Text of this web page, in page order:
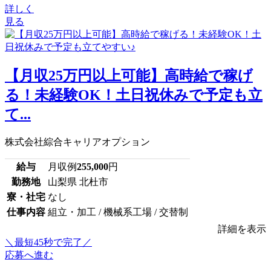
詳しく
見る
【月収25万円以上可能】高時給で稼げ
る！未経験OK！土日祝休みで予定も立
て...
株式会社綜合キャリアオプション
給与 月収例255,000円
勤務地
山梨県 北杜市
寮・社宅 なし
仕事内容 組立・加工 / 機械系工場 / 交替制
詳細を表示
＼最短45秒で完了／
応募へ進む